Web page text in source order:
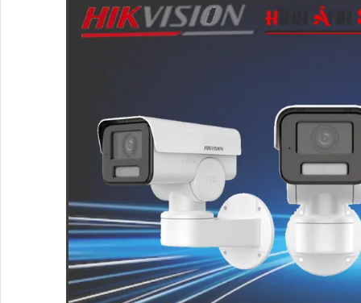
Camera HIKVISION Báo Động
Camera Ghi Âm Hikvision
Thiết Bị Mạng
Thiết Bị Mạng
Switch HIKVISION
Switch Dahua
Thiết Bị Mạng Ruijie
Thiết Bị Mạng KBvision